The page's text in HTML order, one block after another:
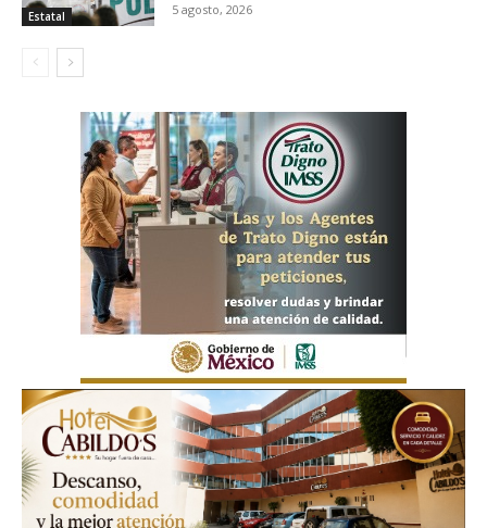
Estatal 5 agosto, 2026